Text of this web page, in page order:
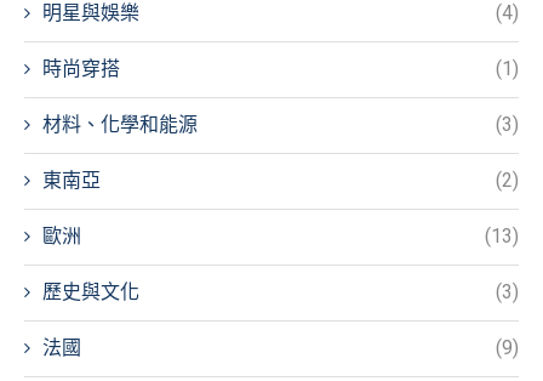
明星與娛樂 (4)
時尚穿搭 (1)
材料、化學和能源 (3)
東南亞 (2)
歐洲 (13)
歷史與文化 (3)
法國 (9)